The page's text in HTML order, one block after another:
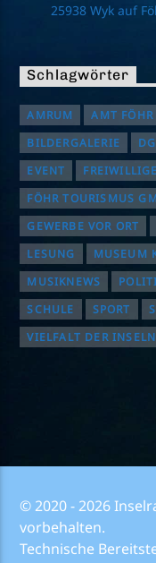
25938 Wyk auf
Schlagwörter
AMRUM AMT
BILDERGALERIE
EVENT
FÖHR TOURISMUS
GEWERBE VOR ORT
LESUNG
MUSEUM
MUSIKNEWS
SCHULE
SPORT
VIELFALT DER INSELN
© 2020 - 2026
vorbehalten.
Technische